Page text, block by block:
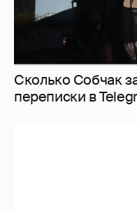
Сколько Собчак
перeписки в